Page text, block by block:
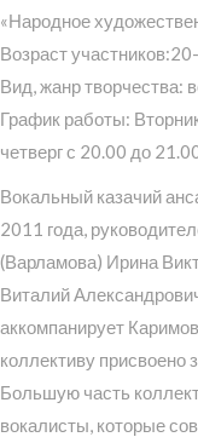
«Народное
Возраст
Вид, жанр творчества:
График работы:
четверг с 20.00 до
Вокальный казачий
2011 года,
(Варламова) Ирина
Виталий
аккомпанирует
коллективу присвоено
Большую часть
вокалисты, которые